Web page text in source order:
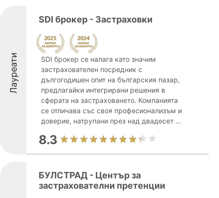
Лауреати
SDI брокер - Застраховки
SDI брокер се налага като значим
застрахователен посредник с
дългогодишен опит на българския пазар,
предлагайки интегрирани решения в
сферата на застраховането. Компанията
се отличава със своя професионализъм и
доверие, натрупани през над двадесет ...
8.3
БУЛСТРАД - Център за
застрахователни претенции